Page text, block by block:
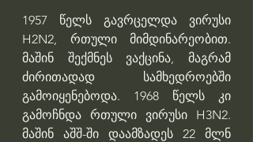
1957 წელს გავრცელდა ვირუსი
H2N2, რთული მიმდინარეობით.
მაშინ შექმნეს ვაქცინა, მაგრამ
ძირითადად სამხედროებში
გამოიყენებოდა. 1968 წელს კი
გამოჩნდა რთული ვირუსი H3N2.
მაშინ აშშ-ში დაამზადეს 22 მლნ